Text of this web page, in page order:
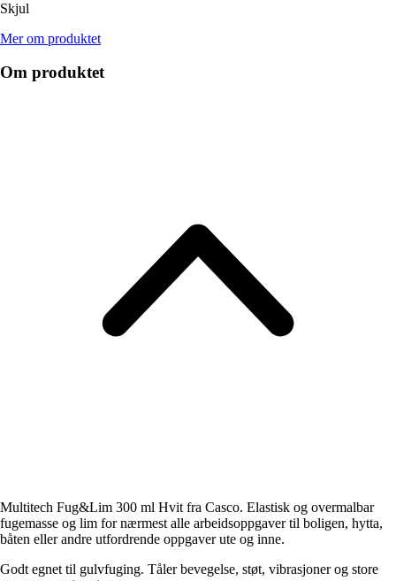
Skjul
Mer om produktet
Om produktet
Multitech Fug&Lim 300 ml Hvit fra Casco. Elastisk og overmalbar
fugemasse og lim for nærmest alle arbeidsoppgaver til boligen, hytta,
båten eller andre utfordrende oppgaver ute og inne.
Godt egnet til gulvfuging. Tåler bevegelse, støt, vibrasjoner og store